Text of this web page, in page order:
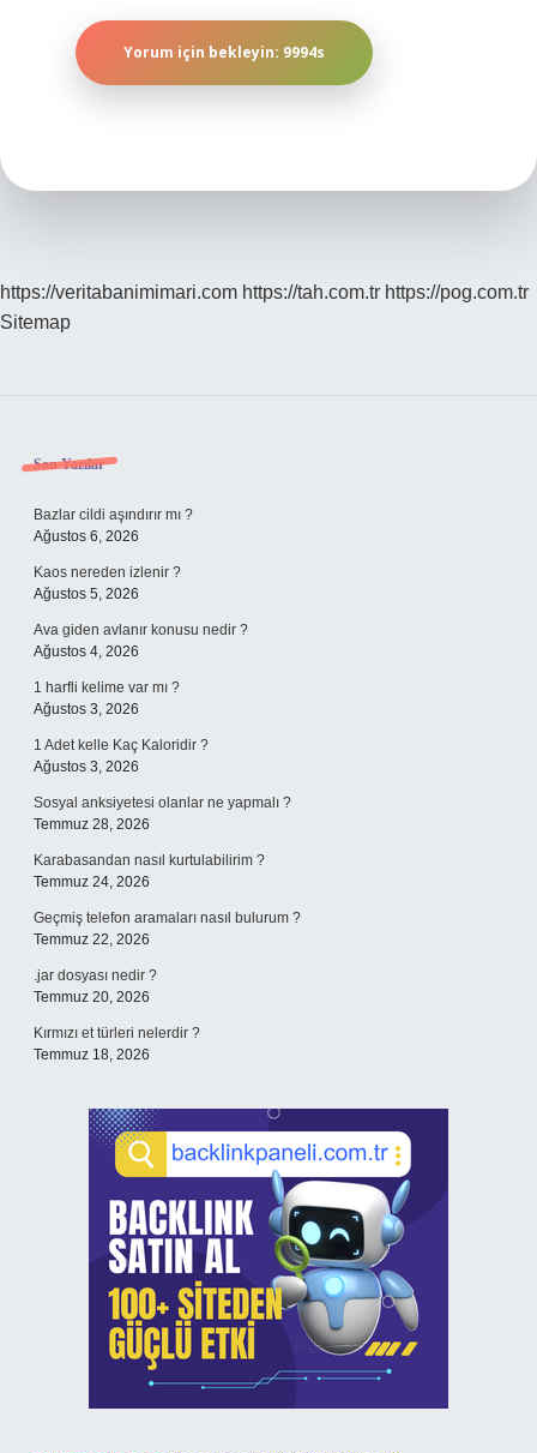
https://veritabanimimari.com https://tah.com.tr https://pog.com.tr
Sitemap
Sidebar
Son Yazılar
Bazlar cildi aşındırır mı ?
Ağustos 6, 2026
Kaos nereden izlenir ?
Ağustos 5, 2026
Ava giden avlanır konusu nedir ?
Ağustos 4, 2026
1 harfli kelime var mı ?
Ağustos 3, 2026
1 Adet kelle Kaç Kaloridir ?
Ağustos 3, 2026
Sosyal anksiyetesi olanlar ne yapmalı ?
Temmuz 28, 2026
Karabasandan nasıl kurtulabilirim ?
Temmuz 24, 2026
Geçmiş telefon aramaları nasıl bulurum ?
Temmuz 22, 2026
.jar dosyası nedir ?
Temmuz 20, 2026
Kırmızı et türleri nelerdir ?
Temmuz 18, 2026